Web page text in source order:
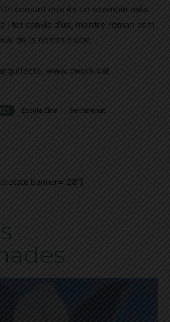
conjunt que és un exemple més
i tot canvia d’ús, mentre roman com
de la nostra ciutat.
www.cwork.cat
Escola Eina Sentmenat
banner="28"]